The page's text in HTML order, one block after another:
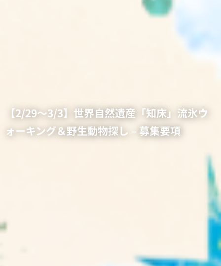
【2/29〜3/3】世界自然遺産「知床」流氷ウ
ォーキング＆野生動物探し – 募集要項